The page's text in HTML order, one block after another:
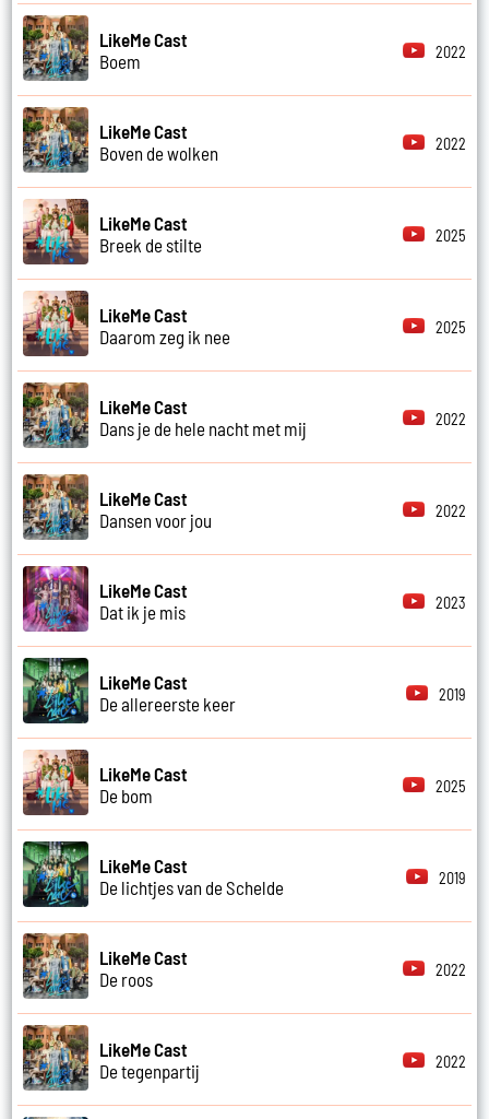
LikeMe Cast
Boem
2022
LikeMe Cast
Boven de wolken
2022
LikeMe Cast
Breek de stilte
2025
LikeMe Cast
Daarom zeg ik nee
2025
LikeMe Cast
Dans je de hele nacht met mij
2022
LikeMe Cast
Dansen voor jou
2022
LikeMe Cast
Dat ik je mis
2023
LikeMe Cast
De allereerste keer
2019
LikeMe Cast
De bom
2025
LikeMe Cast
De lichtjes van de Schelde
2019
LikeMe Cast
De roos
2022
LikeMe Cast
De tegenpartij
2022